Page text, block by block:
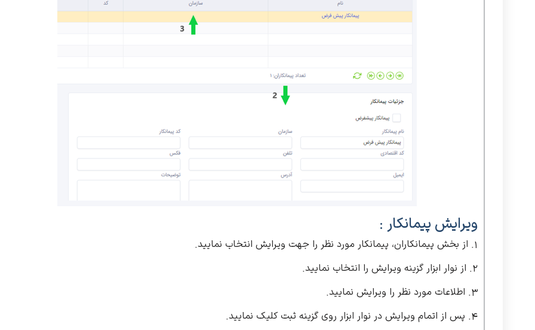
ویرایش پیمانکار :
1. از بخش پیمانکاران، پیمانکار مورد نظر را جهت ویرایش انتخاب نمایید.
2. از نوار ابزار گزینه ویرایش را انتخاب نمایید.
3. اطلاعات مورد نظر را ویرایش نمایید.
4. پس از اتمام ویرایش در نوار ابزار روی گزینه ثبت کلیک نمایید.